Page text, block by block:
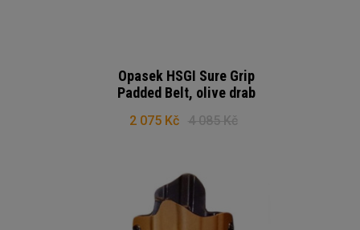
Opasek HSGI Sure Grip
Padded Belt, olive drab
2 075 Kč 4 085 Kč